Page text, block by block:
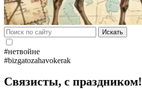
Искать
#нетвойне
#bizgatozahavokerak
Связисты, с